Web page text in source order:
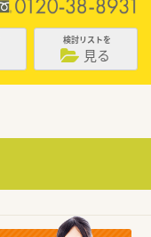
検討リストを
見る